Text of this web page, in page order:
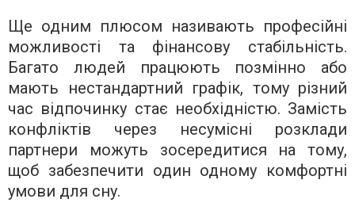
Ще одним плюсом називають професійні
можливості та фінансову стабільність.
Багато людей працюють позмінно або
мають нестандартний графік, тому різний
час відпочинку стає необхідністю. Замість
конфліктів через несумісні розклади
партнери можуть зосередитися на тому,
щоб забезпечити один одному комфортні
умови для сну.